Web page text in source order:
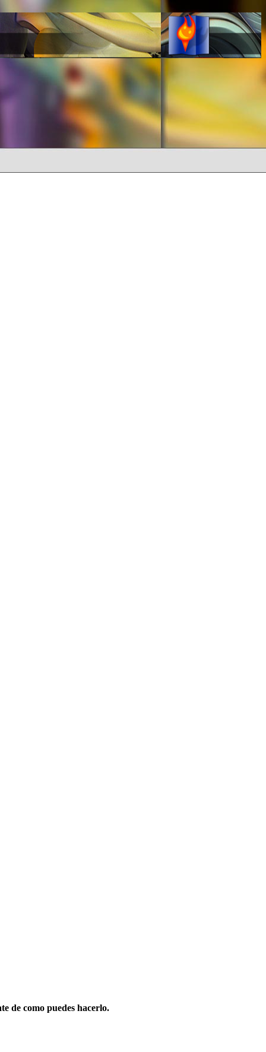
de como puedes hacerlo.